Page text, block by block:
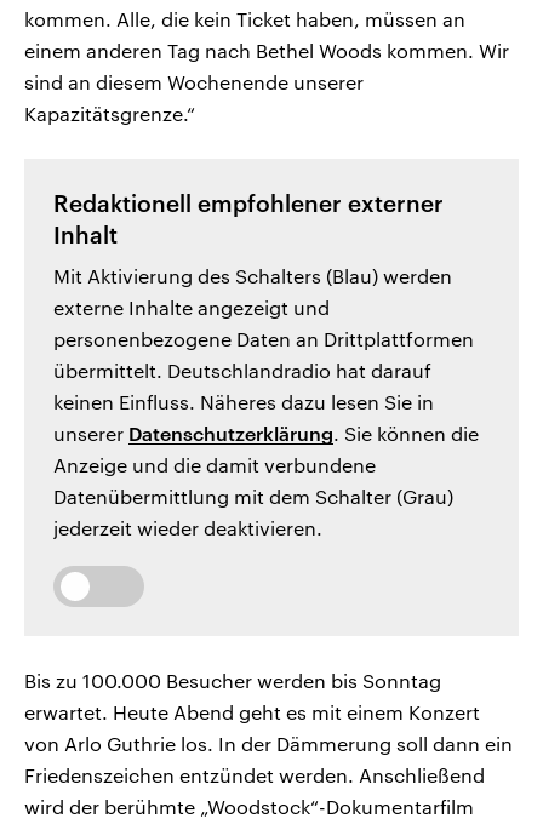
kommen. Alle, die kein Ticket haben, müssen an
einem anderen Tag nach Bethel Woods kommen. Wir
sind an diesem Wochenende unserer
Kapazitätsgrenze.“
Redaktionell empfohlener externer
Inhalt
Mit Aktivierung des Schalters (Blau) werden
externe Inhalte angezeigt und
personenbezogene Daten an Drittplattformen
übermittelt. Deutschlandradio hat darauf
keinen Einfluss. Näheres dazu lesen Sie in
unserer Datenschutzerklärung. Sie können die
Anzeige und die damit verbundene
Datenübermittlung mit dem Schalter (Grau)
jederzeit wieder deaktivieren.
Bis zu 100.000 Besucher werden bis Sonntag
erwartet. Heute Abend geht es mit einem Konzert
von Arlo Guthrie los. In der Dämmerung soll dann ein
Friedenszeichen entzündet werden. Anschließend
wird der berühmte „Woodstock“-Dokumentarfilm